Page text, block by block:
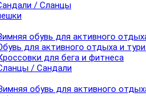
/ Сланцы
обувь для активного
для активного отдыха и
для бега и фитнеса
/ Сандали
обувь для активного